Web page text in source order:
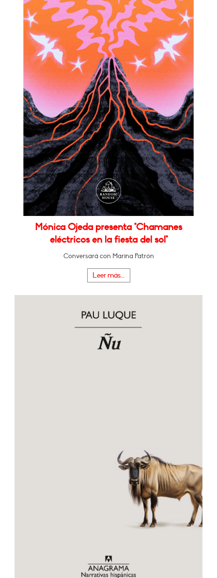
Mónica Ojeda presenta "Chamanes
eléctricos en la fiesta del sol"
Conversará con Marina Patrón
Leer más...